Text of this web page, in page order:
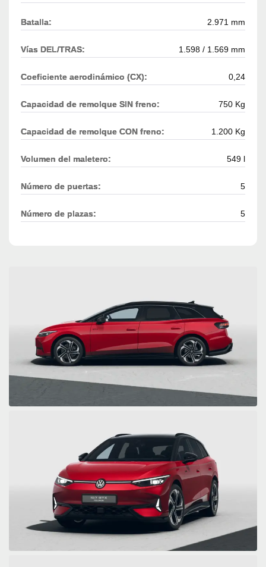
Batalla: 2.971 mm
Vías DEL/TRAS: 1.598 / 1.569 mm
Coeficiente aerodinámico (CX): 0,24
Capacidad de remolque SIN freno: 750 Kg
Capacidad de remolque CON freno: 1.200 Kg
Volumen del maletero: 549 l
Número de puertas: 5
Número de plazas: 5